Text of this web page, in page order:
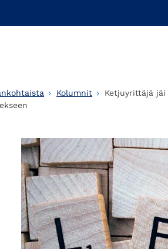
Kolumnit
Ketjuyrittäjä jäi